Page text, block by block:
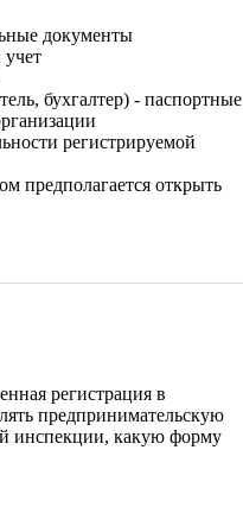
документы
учет
бухгалтер) - паспортные
регистрируемой
предполагается открыть
регистрация в
предпринимательскую
инспекции, какую форму